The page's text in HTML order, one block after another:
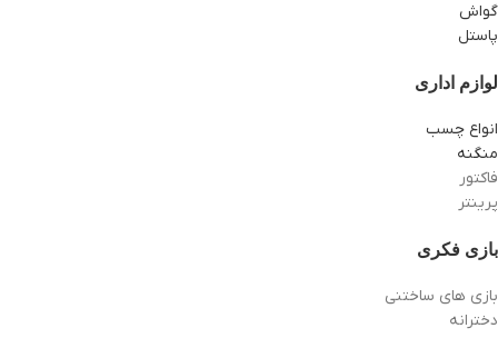
گواش
پاستل
لوازم اداری
انواع چسب
منگنه
فاکتور
پرینتر
بازی فکری
بازی های ساختنی
دخترانه